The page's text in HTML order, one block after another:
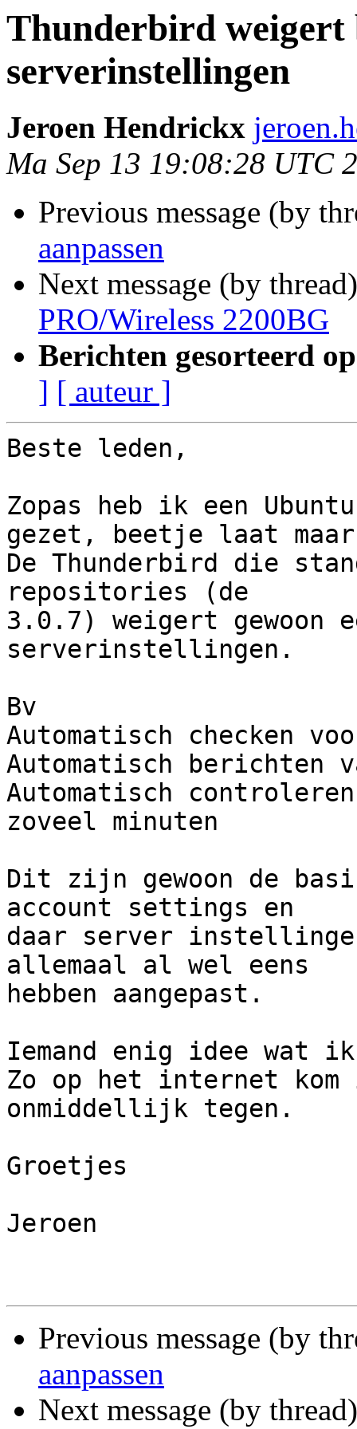
Thunderbird weigert
serverinstellingen
Jeroen Hendrickx
Ma Sep 13 19:08:28 UTC
Previous message (by
aanpassen
Next message (by
PRO/Wireless 2200BG
Berichten gesorteerd
] [ auteur ]
Beste leden,
Zopas heb ik een
gezet, beetje laat
De Thunderbird die
repositories (de
3.0.7) weigert gewoon
serverinstellingen.
Bv
Automatisch checken
Automatisch berichten
Automatisch
zoveel minuten
Dit zijn gewoon de
account settings en
daar server
allemaal al wel eens
hebben aangepast.
Iemand enig idee wat
Zo op het internet
onmiddellijk tegen.
Groetjes
Jeroen
Previous message (by
aanpassen
Next message (by